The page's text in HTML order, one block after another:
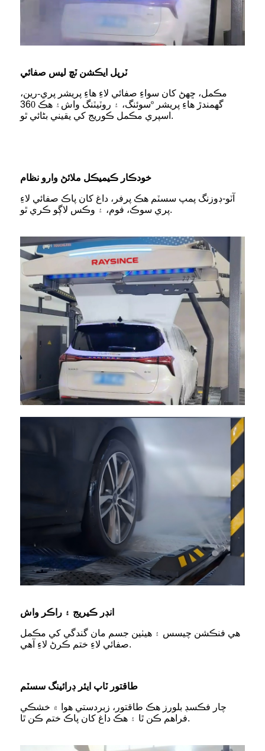
ٽرپل ايڪشن ٽچ لیس صفائي
مڪمل، ڇهڻ کان سواءِ صفائي لاءِ هاءِ پريشر پري-رين،
سوئنگ، ۽ روٽيٽنگ واش ۽ هڪ 360º گھمندڙ هاءِ پريشر
اسپري مڪمل ڪوريج کي يقيني بڻائي ٿو .
خودڪار ڪيميڪل ملائڻ وارو نظام
آٽو-ڊوزنگ پمپ سسٽم هڪ پرفر، داغ کان پاڪ صفائي لاءِ
پري سوڪ، فوم، ۽ وڪس لاڳو ڪري ٿو.
انڊر ڪيريج ۽ راڪر واش
هي فنڪشن چيسس ۽ هيٺين جسم مان گندگي کي مڪمل
صفائي لاءِ ختم ڪرڻ لاءِ آهي.
طاقتور ٽاپ ايئر ڊرائينگ سسٽم
چار فڪسڊ بلورز هڪ طاقتور، زبردستي هوا ۾ خشڪي
فراهم ڪن ٿا ۽ هڪ داغ کان پاڪ ختم ڪن ٿا.